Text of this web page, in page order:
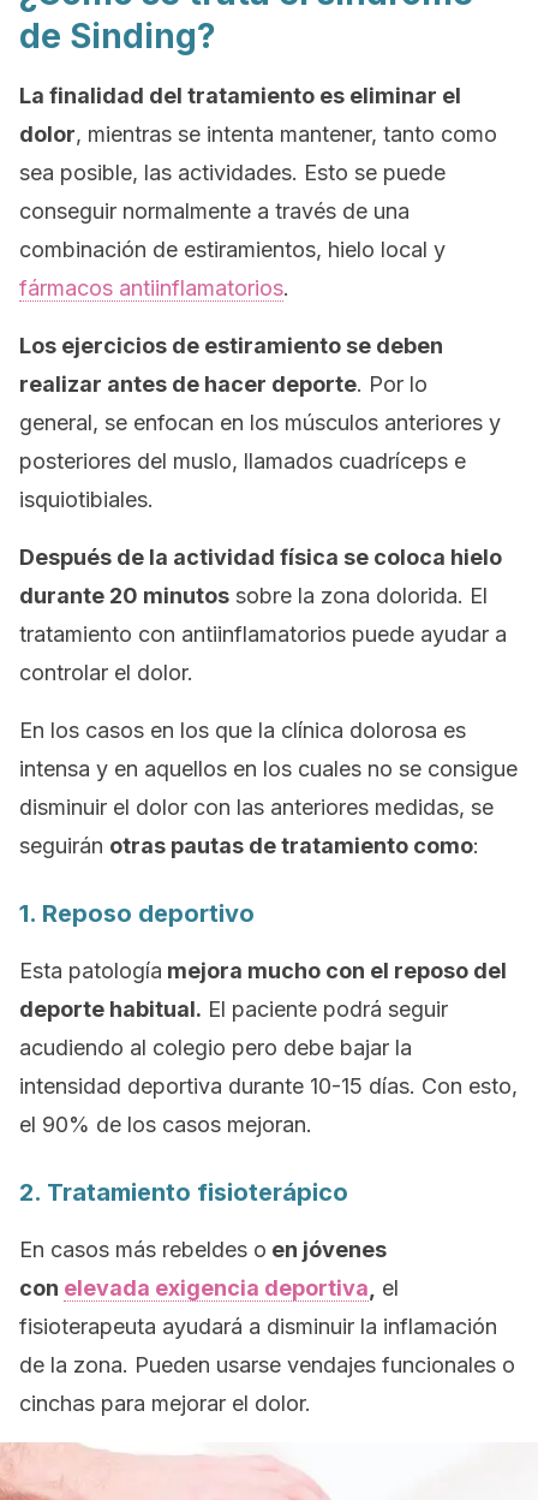
de Sinding?
La finalidad del tratamiento es eliminar el
dolor, mientras se intenta mantener, tanto como
sea posible, las actividades. Esto se puede
conseguir normalmente a través de una
combinación de estiramientos, hielo local y
fármacos antiinflamatorios.
Los ejercicios de estiramiento se deben
realizar antes de hacer deporte. Por lo
general, se enfocan en los músculos anteriores y
posteriores del muslo, llamados cuadríceps e
isquiotibiales.
Después de la actividad física se coloca hielo
durante 20 minutos sobre la zona dolorida. El
tratamiento con antiinflamatorios puede ayudar a
controlar el dolor.
En los casos en los que la clínica dolorosa es
intensa y en aquellos en los cuales no se consigue
disminuir el dolor con las anteriores medidas, se
seguirán otras pautas de tratamiento como:
1. Reposo deportivo
Esta patología mejora mucho con el reposo del
deporte habitual. El paciente podrá seguir
acudiendo al colegio pero debe bajar la
intensidad deportiva durante 10-15 días. Con esto,
el 90% de los casos mejoran.
2. Tratamiento fisioterápico
En casos más rebeldes o en jóvenes
con elevada exigencia deportiva
el
fisioterapeuta ayudará a disminuir la inflamación
de la zona. Pueden usarse vendajes funcionales o
cinchas para mejorar el dolor.